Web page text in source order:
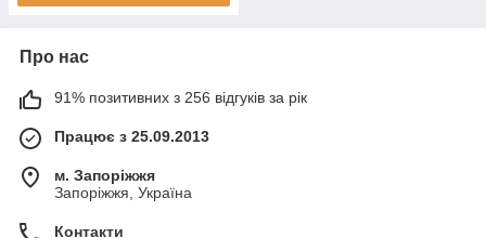
Про нас
91% позитивних з 256 відгуків за рік
Працює з 25.09.2013
м. Запоріжжя
Запоріжжя, Україна
Контакти